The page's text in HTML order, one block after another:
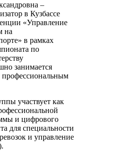
–
в Кузбассе
«Управление
на
в рамках
по
занимается
профессиональным
участвует как
и цифрового
для специальности
и управление